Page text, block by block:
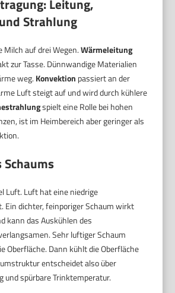
Leitung,
Strahlung
Milch auf drei Wegen.Wärmeleitung
zur Tasse. Dünnwandige Materialien
weg. Konvektion passiert an der
Luft steigt auf und wird durch kühlere
spielt eine Rolle bei hohen
ist im Heimbereich aber geringer als
Luft. Luft hat eine niedrige
Ein dichter, feinporiger Schaum wirkt
kann das Auskühlen des
Sehr luftiger Schaum
Oberfläche. Dann kühlt die Oberfläche
entscheidet also über
und spürbare Trinktemperatur.